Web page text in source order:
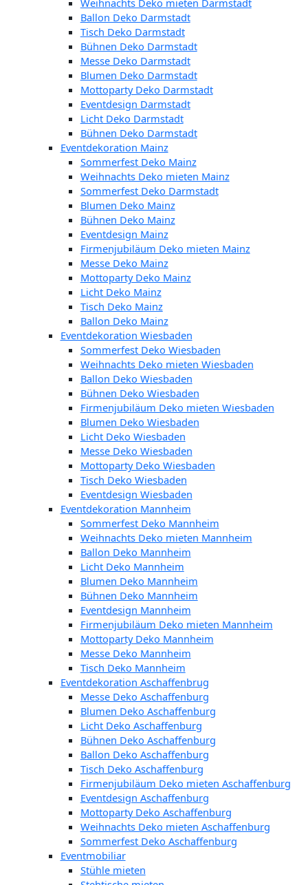
Ballon Deko Darmstadt
Tisch Deko Darmstadt
Bühnen Deko Darmstadt
Messe Deko Darmstadt
Blumen Deko Darmstadt
Mottoparty Deko Darmstadt
Eventdesign Darmstadt
Licht Deko Darmstadt
Bühnen Deko Darmstadt
Eventdekoration Mainz
Sommerfest Deko Mainz
Weihnachts Deko mieten Mainz
Sommerfest Deko Darmstadt
Blumen Deko Mainz
Bühnen Deko Mainz
Eventdesign Mainz
Firmenjubiläum Deko mieten Mainz
Messe Deko Mainz
Mottoparty Deko Mainz
Licht Deko Mainz
Tisch Deko Mainz
Ballon Deko Mainz
Eventdekoration Wiesbaden
Sommerfest Deko Wiesbaden
Weihnachts Deko mieten Wiesbaden
Ballon Deko Wiesbaden
Bühnen Deko Wiesbaden
Firmenjubiläum Deko mieten Wiesbaden
Blumen Deko Wiesbaden
Licht Deko Wiesbaden
Messe Deko Wiesbaden
Mottoparty Deko Wiesbaden
Tisch Deko Wiesbaden
Eventdesign Wiesbaden
Eventdekoration Mannheim
Sommerfest Deko Mannheim
Weihnachts Deko mieten Mannheim
Ballon Deko Mannheim
Licht Deko Mannheim
Blumen Deko Mannheim
Bühnen Deko Mannheim
Eventdesign Mannheim
Firmenjubiläum Deko mieten Mannheim
Mottoparty Deko Mannheim
Messe Deko Mannheim
Tisch Deko Mannheim
Eventdekoration Aschaffenbrug
Messe Deko Aschaffenburg
Blumen Deko Aschaffenburg
Licht Deko Aschaffenburg
Bühnen Deko Aschaffenburg
Ballon Deko Aschaffenburg
Tisch Deko Aschaffenburg
Firmenjubiläum Deko mieten Aschaffenburg
Eventdesign Aschaffenburg
Mottoparty Deko Aschaffenburg
Weihnachts Deko mieten Aschaffenburg
Sommerfest Deko Aschaffenburg
Eventmobiliar
Stühle mieten